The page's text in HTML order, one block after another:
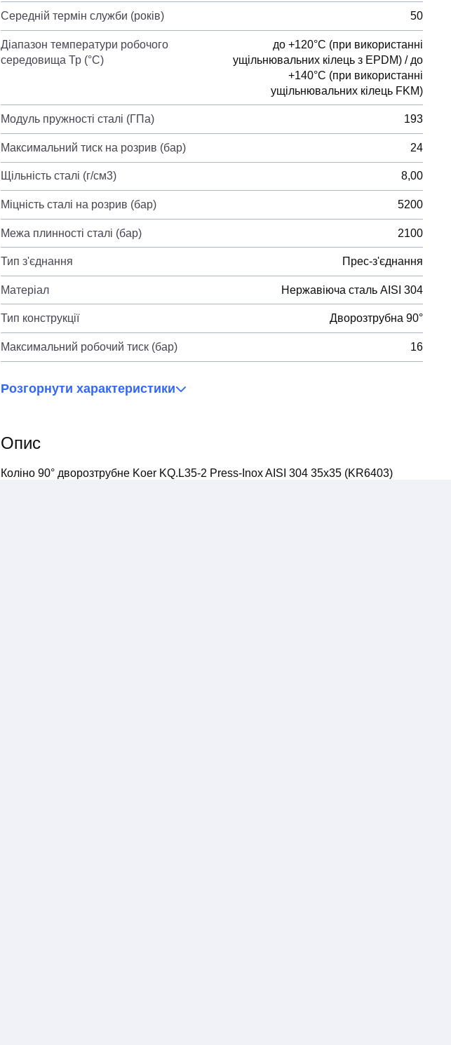
Середній термін служби (років) 50
Діапазон температури робочого
середовища Тр (°С)
до +120°C (при використанні
ущільнювальних кілець з EPDM) / до
+140°C (при використанні
ущільнювальних кілець FKM)
Модуль пружності сталі (ГПа) 193
Максимальний тиск на розрив (бар) 24
Щільність сталі (г/см3) 8,00
Міцність сталі на розрив (бар) 5200
Межа плинності сталі (бар) 2100
Тип з'єднання Прес-з'єднання
Матеріал Нержавіюча сталь AISI 304
Тип конструкції Дворозтрубна 90°
Максимальний робочий тиск (бар) 16
Розгорнути характеристики
Опис
Коліно 90° дворозтрубне Koer KQ.L35-2 Press-Inox AISI 304 35x35 (KR6403)